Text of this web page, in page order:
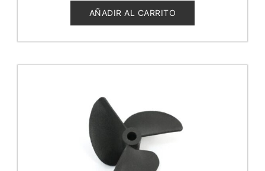
de
5
AÑADIR AL CARRITO